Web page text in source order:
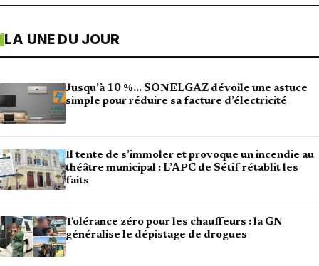
LA UNE DU JOUR
Jusqu’à 10 %… SONELGAZ dévoile une astuce
simple pour réduire sa facture d’électricité
Il tente de s’immoler et provoque un incendie au
théâtre municipal : L’APC de Sétif rétablit les
faits
Tolérance zéro pour les chauffeurs : la GN
généralise le dépistage de drogues